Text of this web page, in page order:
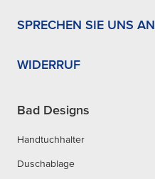
SPRECHEN SIE UNS AN
WIDERRUF
Bad Designs
Handtuchhalter
Duschablage